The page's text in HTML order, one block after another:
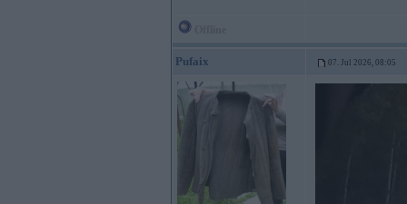
Pufaix 07. Jul 2026, 08:05